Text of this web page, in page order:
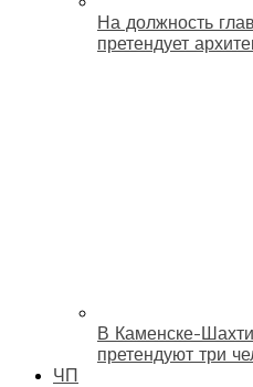
На должность
претендует
В Каменске-
претендуют три
ЧП